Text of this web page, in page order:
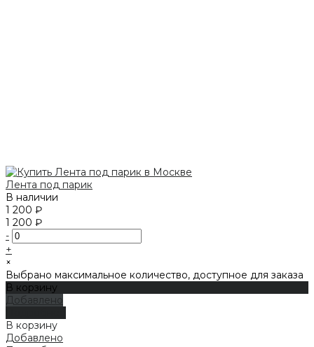
Лента под парик
В наличии
1 200 ₽
1 200 ₽
-
+
×
Выбрано максимальное количество, доступное для заказа
В корзину
Добавлено
В корзину
Добавлено